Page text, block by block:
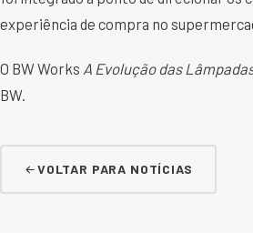
experiência de compra no
O BW Works A Evolução das
BW.
VOLTAR PARA NOTÍCIAS